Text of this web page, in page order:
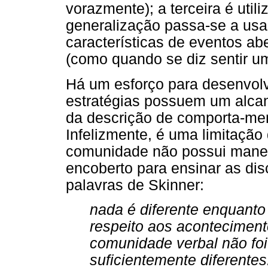
vorazmente); a terceira é
generalização passa-se a
características de eventos
(como quando se diz sentir
Há um esforço para
estratégias possuem um
da descrição de comporta-
Infelizmente, é uma
comunidade não possui
encoberto para ensinar as
palavras de Skinner:
nada é diferente
respeito aos
comunidade verbal não
suficientemente